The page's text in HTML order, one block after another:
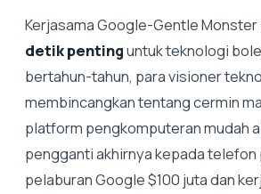
Kerjasama Google-Gentle
detik pentinguntuk teknologi
bertahun-tahun, para visioner
membincangkan tentang cermin
platform pengkomputeran mudah
pengganti akhirnya kepada telefon
pelaburan Google $100 juta dan